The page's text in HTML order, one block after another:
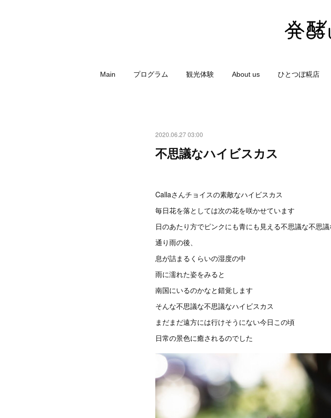
Main プログラム 観光体験 About us ひとつぼ糀店
2020.06.27 03:00
不思議なハイビスカス
Callaさんチョイスの素敵なハイビスカス
毎日花を落としては次の花を咲かせています
日のあたり方でピンクにも青にも見える不思議な不思
通り雨の後、
息が詰まるくらいの湿度の中
雨に濡れた姿をみると
南国にいるのかなと錯覚します
そんな不思議な不思議なハイビスカス
まだまだ遠方には行けそうにない今日この頃
日常の景色に癒されるのでした